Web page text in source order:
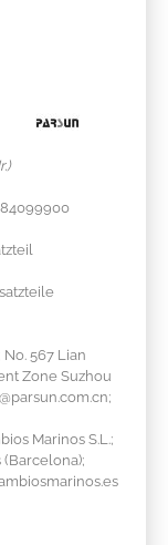
84099900
No. 567 Lian
Zone Suzhou
Marinos S.L.;